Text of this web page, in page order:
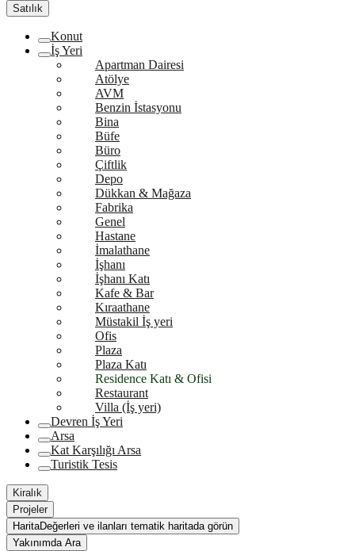
Satılık
Konut
İş Yeri
Apartman Dairesi
Atölye
AVM
Benzin İstasyonu
Bina
Büfe
Büro
Çiftlik
Depo
Dükkan & Mağaza
Fabrika
Genel
Hastane
İmalathane
İşhanı
İşhanı Katı
Kafe & Bar
Kıraathane
Müstakil İş yeri
Ofis
Plaza
Plaza Katı
Residence Katı & Ofisi
Restaurant
Villa (İş yeri)
Devren İş Yeri
Arsa
Kat Karşılığı Arsa
Turistik Tesis
Kiralık
Projeler
HaritaDeğerleri ve ilanları tematik haritada görün
Yakınımda Ara